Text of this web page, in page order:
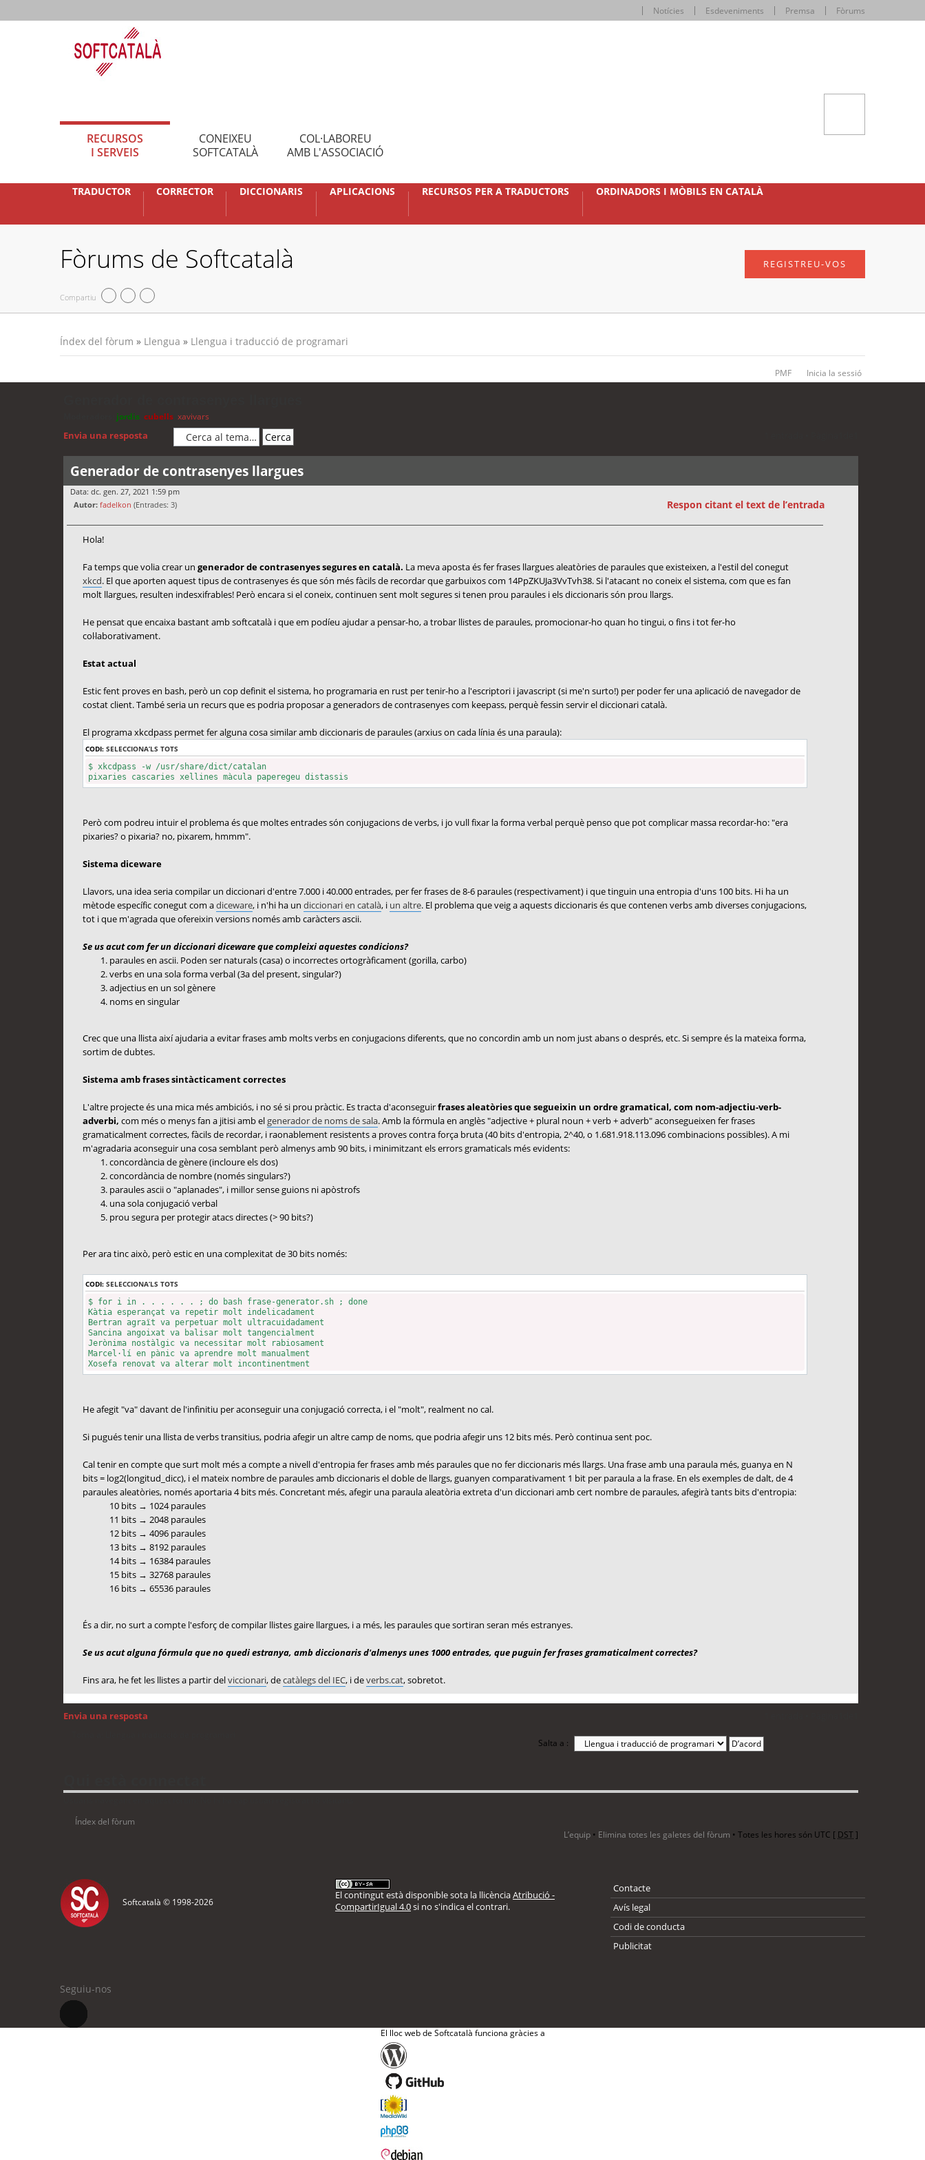
Notícies Esdeveniments Premsa Fòrums
RECURSOS
I SERVEIS
CONEIXEU
SOFTCATALÀ
COL·LABOREU
AMB L'ASSOCIACIÓ
TRADUCTOR CORRECTOR DICCIONARIS APLICACIONS RECURSOS PER A TRADUCTORS ORDINADORS I MÒBILS EN CATALÀ
Fòrums de Softcatalà
Compartiu
REGISTREU-VOS
Índex del fòrum » Llengua » Llengua i traducció de programari
PMF Inicia la sessió
jordis cubells xavivars
Envia una resposta
Generador de contrasenyes llargues
Data: dc. gen. 27, 2021 1:59 pm
Autor: fadelkon (Entrades: 3) Respon citant el text de l’entrada
Hola!
Fa temps que volia crear un generador de contrasenyes segures en català. La meva aposta és fer frases llargues aleatòries de paraules que existeixen, a l'estil del conegut
xkcd. El que aporten aquest tipus de contrasenyes és que són més fàcils de recordar que garbuixos com 14PpZKUJa3VvTvh38. Si l'atacant no coneix el sistema, com que es fan
molt llargues, resulten indesxifrables! Però encara si el coneix, continuen sent molt segures si tenen prou paraules i els diccionaris són prou llargs.
He pensat que encaixa bastant amb softcatalà i que em podíeu ajudar a pensar-ho, a trobar llistes de paraules, promocionar-ho quan ho tingui, o fins i tot fer-ho
coŀlaborativament.
Estat actual
Estic fent proves en bash, però un cop definit el sistema, ho programaria en rust per tenir-ho a l'escriptori i javascript (si me'n surto!) per poder fer una aplicació de navegador de
costat client. També seria un recurs que es podria proposar a generadors de contrasenyes com keepass, perquè fessin servir el diccionari català.
El programa xkcdpass permet fer alguna cosa similar amb diccionaris de paraules (arxius on cada línia és una paraula):
CODI: SELECCIONA’LS TOTS
$ xkcdpass -w /usr/share/dict/catalan
pixaries cascaries xellines màcula paperegeu distassis
Però com podreu intuir el problema és que moltes entrades són conjugacions de verbs, i jo vull fixar la forma verbal perquè penso que pot complicar massa recordar-ho: "era
pixaries? o pixaria? no, pixarem, hmmm".
Sistema diceware
Llavors, una idea seria compilar un diccionari d'entre 7.000 i 40.000 entrades, per fer frases de 8-6 paraules (respectivament) i que tinguin una entropia d'uns 100 bits. Hi ha un
mètode específic conegut com adiceware, i n'hi ha un diccionari en català, i un altre. El problema que veig a aquests diccionaris és que contenen verbs amb diverses conjugacions,
tot i que m'agrada que ofereixin versions només amb caràcters ascii.
Se us acut com fer un diccionari diceware que compleixi aquestes condicions?
paraules en ascii. Poden ser naturals (casa) o incorrectes ortogràficament (gorilla, carbo)
verbs en una sola forma verbal (3a del present, singular?)
adjectius en un sol gènere
noms en singular
Crec que una llista així ajudaria a evitar frases amb molts verbs en conjugacions diferents, que no concordin amb un nom just abans o després, etc. Si sempre és la mateixa forma,
sortim de dubtes.
Sistema amb frases sintàcticament correctes
L'altre projecte és una mica més ambiciós, i no sé si prou pràctic. Es tracta d'aconseguirfrases aleatòries que segueixin un ordre gramatical, com nom-adjectiu-verb-
adverbi, com més o menys fan a jitisi amb el generador de noms de sala. Amb la fórmula en anglès "adjective + plural noun + verb + adverb" aconsegueixen fer frases
gramaticalment correctes, fàcils de recordar, i raonablement resistents a proves contra força bruta (40 bits d'entropia, 2^40, o 1.681.918.113.096 combinacions possibles). A mi
m'agradaria aconseguir una cosa semblant però almenys amb 90 bits, i minimitzant els errors gramaticals més evidents:
concordància de gènere (incloure els dos)
concordància de nombre (només singulars?)
paraules ascii o "aplanades", i millor sense guions ni apòstrofs
una sola conjugació verbal
prou segura per protegir atacs directes (> 90 bits?)
Per ara tinc això, però estic en una complexitat de 30 bits només:
CODI: SELECCIONA’LS TOTS
$ for i in . . . . . . ; do bash frase-generator.sh ; done
Kàtia esperançat va repetir molt indelicadament
Bertran agraït va perpetuar molt ultracuidadament
Sancina angoixat va balisar molt tangencialment
Jerònima nostàlgic va necessitar molt rabiosament
Marcel·lí en pànic va aprendre molt manualment
Xosefa renovat va alterar molt incontinentment
He afegit "va" davant de l'infinitiu per aconseguir una conjugació correcta, i el "molt", realment no cal.
Si pugués tenir una llista de verbs transitius, podria afegir un altre camp de noms, que podria afegir uns 12 bits més. Però continua sent poc.
Cal tenir en compte que surt molt més a compte a nivell d'entropia fer frases amb més paraules que no fer diccionaris més llargs. Una frase amb una paraula més, guanya en N
bits = log2(longitud_dicc), i el mateix nombre de paraules amb diccionaris el doble de llargs, guanyen comparativament 1 bit per paraula a la frase. En els exemples de dalt, de 4
paraules aleatòries, només aportaria 4 bits més. Concretant més, afegir una paraula aleatòria extreta d'un diccionari amb cert nombre de paraules, afegirà tants bits d'entropia:
10 bits → 1024 paraules
11 bits → 2048 paraules
12 bits → 4096 paraules
13 bits → 8192 paraules
14 bits → 16384 paraules
15 bits → 32768 paraules
16 bits → 65536 paraules
És a dir, no surt a compte l'esforç de compilar llistes gaire llargues, i a més, les paraules que sortiran seran més estranyes.
Se us acut alguna fórmula que no quedi estranya, amb diccionaris d'almenys unes 1000 entrades, que puguin fer frases gramaticalment correctes?
Fins ara, he fet les llistes a partir delviccionari, decatàlegs del IEC, i deverbs.cat, sobretot.
Envia una resposta
Salta a :
Índex del fòrum
L’equip • Elimina totes les galetes del fòrum • Totes les hores són UTC [ DST]
Softcatalà © 1998-2026
El contingut està disponible sota la llicènciaAtribució -
CompartirIgual 4.0si no s'indica el contrari.
Contacte
Avís legal
Codi de conducta
Publicitat
Seguiu-nos
El lloc web de Softcatalà funciona gràcies a